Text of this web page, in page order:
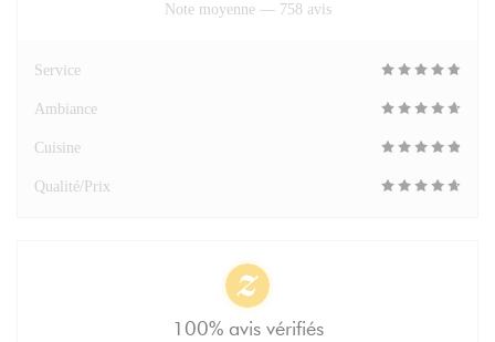
Note moyenne — 758 avis
Service
Ambiance
Cuisine
Qualité/Prix
100% avis vérifiés